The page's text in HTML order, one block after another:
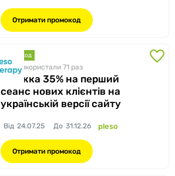
Отримати промокод
промокод
Вже використали 71 раз
Знижка 35% на перший
сеанс нових клієнтів на
українській версії сайту
Від 24.07.25 До 31.12.26 pleso
Отримати промокод